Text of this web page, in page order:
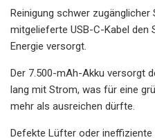
Reinigung schwer zugänglicher
mitgelieferte USB-C-Kabel
Energie versorgt.
Der 7.500-mAh-Akku versorgt
lang mit Strom, was für eine
mehr als ausreichen dürfte.
Defekte Lüfter oder ineffiziente